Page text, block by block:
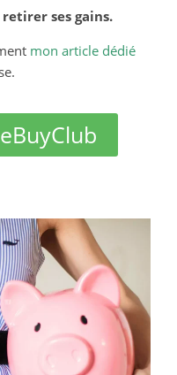
ses gains.
mon article dédié